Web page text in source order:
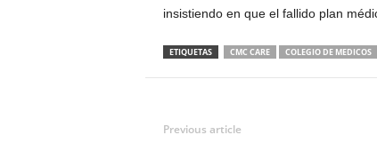
insistiendo en que el fallido plan
ETIQUETAS CMC CARE COLEGIO DE MEDICOS
Previous article